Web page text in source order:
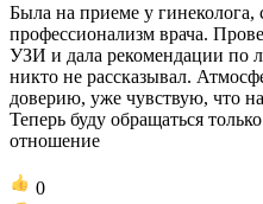
Была на приеме у гинеколога,
профессионализм врача.
УЗИ и дала рекомендации по
никто не рассказывал.
доверию, уже чувствую, что
Теперь буду обращаться
отношение
0